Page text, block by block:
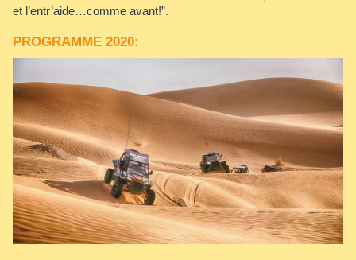
et l’entr’aide…comme avant!”.
PROGRAMME 2020: